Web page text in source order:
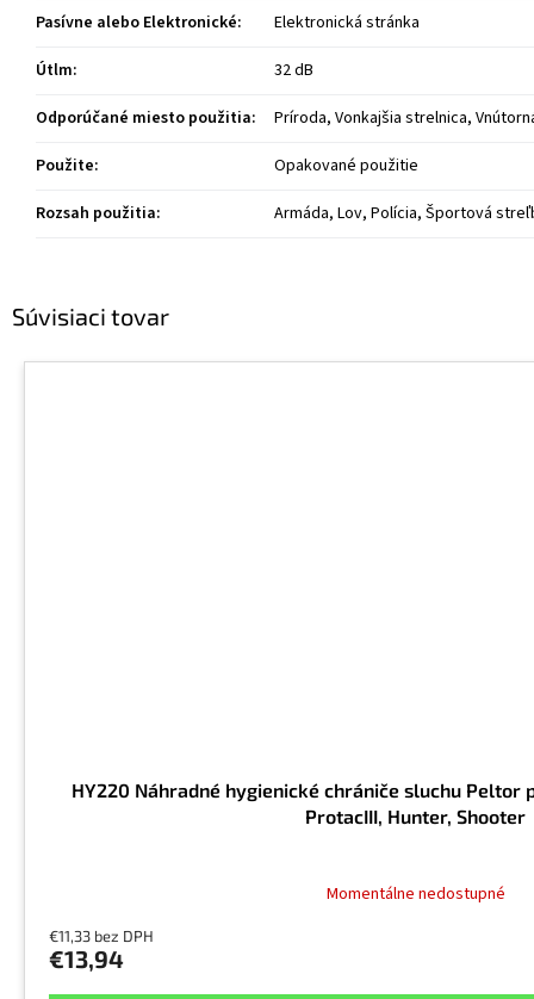
Súvisiaci tovar
HY220 Náhradné hygienické chrániče sluchu Peltor
ProtacIII, Hunter, Shooter
Momentálne nedostupné
€11,33 bez DPH
€13,94
Pasívne alebo Elektronické:
Elektronická stránka
Útlm:
32 dB
Odporúčané miesto použitia:
Príroda, Vonkajšia strelnica,
Použite:
Opakované použitie
Rozsah použitia: Armáda, Lov, Polícia, Športová